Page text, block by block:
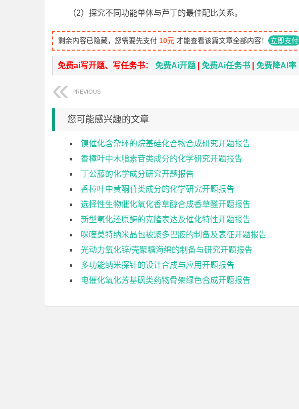
（2）探究不同功能单体与芦丁的最佳配比关系。
剩余内容已隐藏，您需要先支付 10元 才能查看该篇文章全部内容！ 立即支付
免费ai写开题、写任务书： 免费Ai开题 免费Ai任务书 免费降AI率
PREVIOUS
您可能感兴趣的文章
镍催化含杂环的烷基硅化合物合成研究开题报告
香樟叶中木脂素苷类成分的化学研究开题报告
丁公藤的化学成分研究开题报告
香樟叶中黄酮苷类成分的化学研究开题报告
选择性生物催化氧化香草醇合成香草醛开题报告
新型氧化还原酶的克隆表达及催化特性开题报告
咪喹莫特纳米晶包被聚多巴胺的制备及表征开题报告
光动力氧化锌/壳聚糖海绵的制备与研究开题报告
多功能纳米探针的设计合成与应用开题报告
电催化氧化芳基砜类药物骨架绿色合成开题报告